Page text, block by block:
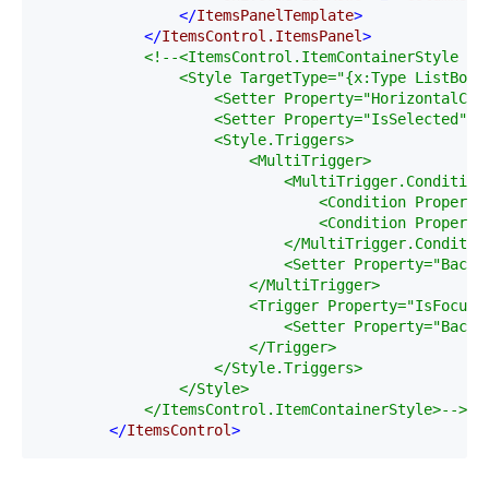
</ItemsPanelTemplate>
</ItemsControl.ItemsPanel>
<!--<ItemsControl.ItemContainerStyle >
<Style TargetType="{x:Type
<Setter
<Setter Property="IsSelected"
                    <Style.Triggers>
                        <MultiTrigger>
<Condition
<Condition
</
<Setter
                        </MultiTrigger>
<Trigger
<Setter
                        </Trigger>
                    </Style.Triggers>
                </Style>
            </ItemsControl.ItemContainerStyle>
-->
</ItemsControl>